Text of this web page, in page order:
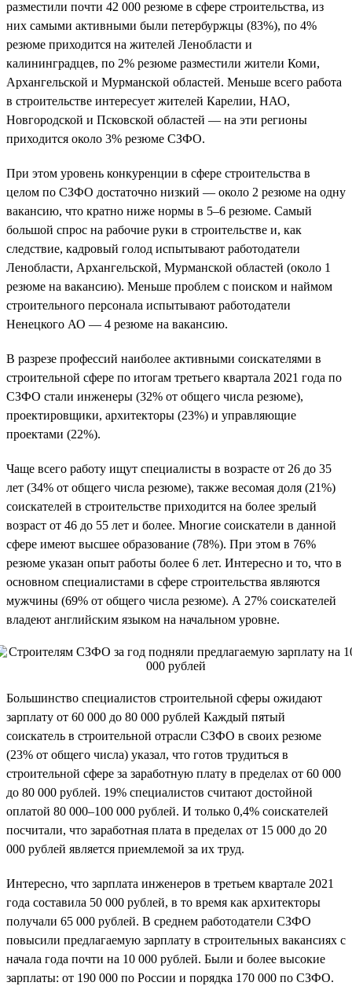
разместили почти 42 000 резюме в сфере строительства, из
них самыми активными были петербуржцы (83%), по 4%
резюме приходится на жителей Ленобласти и
калининградцев, по 2% резюме разместили жители Коми,
Архангельской и Мурманской областей. Меньше всего работа
в строительстве интересует жителей Карелии, НАО,
Новгородской и Псковской областей — на эти регионы
приходится около 3% резюме СЗФО.
При этом уровень конкуренции в сфере строительства в
целом по СЗФО достаточно низкий — около 2 резюме на одну
вакансию, что кратно ниже нормы в 5–6 резюме. Самый
большой спрос на рабочие руки в строительстве и, как
следствие, кадровый голод испытывают работодатели
Ленобласти, Архангельской, Мурманской областей (около 1
резюме на вакансию). Меньше проблем с поиском и наймом
строительного персонала испытывают работодатели
Ненецкого АО — 4 резюме на вакансию.
В разрезе профессий наиболее активными соискателями в
строительной сфере по итогам третьего квартала 2021 года по
СЗФО стали инженеры (32% от общего числа резюме),
проектировщики, архитекторы (23%) и управляющие
проектами (22%).
Чаще всего работу ищут специалисты в возрасте от 26 до 35
лет (34% от общего числа резюме), также весомая доля (21%)
соискателей в строительстве приходится на более зрелый
возраст от 46 до 55 лет и более. Многие соискатели в данной
сфере имеют высшее образование (78%). При этом в 76%
резюме указан опыт работы более 6 лет. Интересно и то, что в
основном специалистами в сфере строительства являются
мужчины (69% от общего числа резюме). А 27% соискателей
владеют английским языком на начальном уровне.
Большинство специалистов строительной сферы ожидают
зарплату от 60 000 до 80 000 рублей Каждый пятый
соискатель в строительной отрасли СЗФО в своих резюме
(23% от общего числа) указал, что готов трудиться в
строительной сфере за заработную плату в пределах от 60 000
до 80 000 рублей. 19% специалистов считают достойной
оплатой 80 000–100 000 рублей. И только 0,4% соискателей
посчитали, что заработная плата в пределах от 15 000 до 20
000 рублей является приемлемой за их труд.
Интересно, что зарплата инженеров в третьем квартале 2021
года составила 50 000 рублей, в то время как архитекторы
получали 65 000 рублей. В среднем работодатели СЗФО
повысили предлагаемую зарплату в строительных вакансиях с
начала года почти на 10 000 рублей. Были и более высокие
зарплаты: от 190 000 по России и порядка 170 000 по СЗФО.